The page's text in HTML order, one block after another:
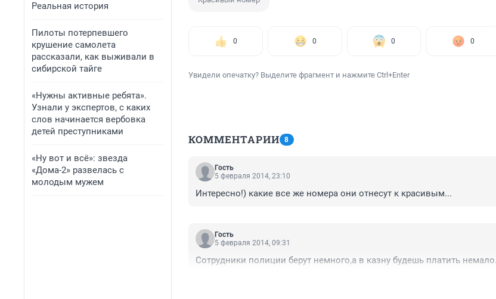
Реальная история
Пилоты потерпевшего
крушение самолета
рассказали, как выживали в
сибирской тайге
«Нужны активные ребята».
Узнали у экспертов, с каких
слов начинается вербовка
детей преступниками
«Ну вот и всё»: звезда
«Дома-2» развелась с
молодым мужем
0 0 0 0
Увидели опечатку? Выделите фрагмент и нажмите Ctrl+Enter
КОММЕНТАРИИ 8
Гость
5 февраля 2014, 23:10
Интересно!) какие все же номера они отнесут к красивым...
Гость
5 февраля 2014, 09:31
Сотрудники полиции берут немного,а в казну будешь платить немало.